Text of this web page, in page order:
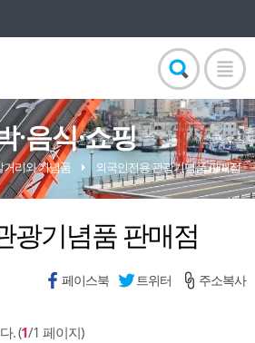
·음식·쇼핑
거리와 기념품 외국인전용 관광기념품 판매점
광기념품 판매점
페이스북 트위터 주소복사
. (1/1 페이지)